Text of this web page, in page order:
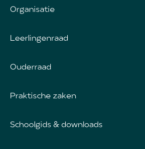
Organisatie
Leerlingenraad
Ouderraad
Praktische zaken
Schoolgids & downloads